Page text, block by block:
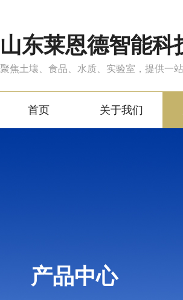
山东莱恩德智能科
聚焦土壤、食品、水质、实验室，提供一
首页 关于我们
产品中心